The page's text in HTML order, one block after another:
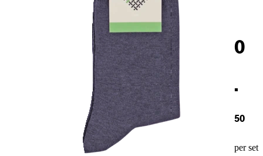
0
.
50
per set